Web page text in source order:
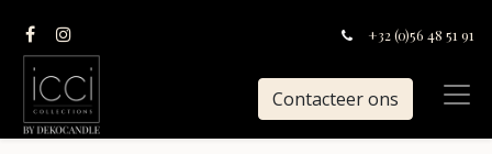
+32 (0)56 48 51 91
Contacteer ons